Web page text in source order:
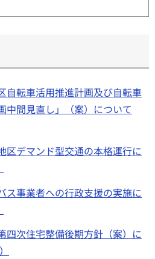
自転車活用推進計画及び自転車
中間見直し」（案）について
区デマンド型交通の本格運行に
ス事業者への行政支援の実施に
四次住宅整備後期方針（案）に